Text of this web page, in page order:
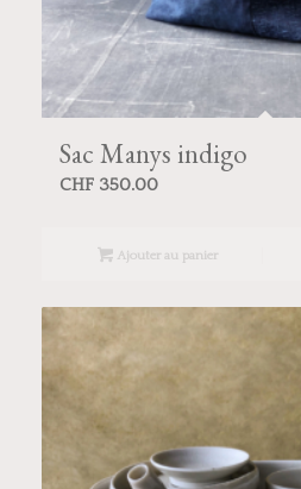
Sac Manys indigo
CHF350.00
Ajouter au panier